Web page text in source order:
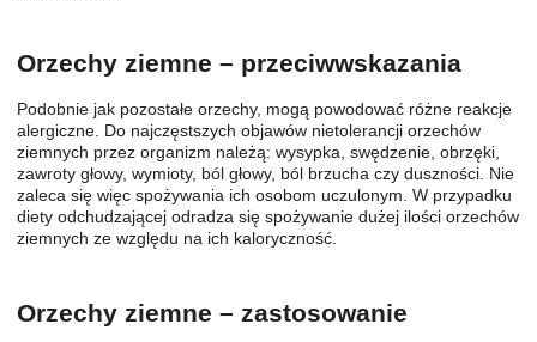
Orzechy ziemne – przeciwwskazania
Podobnie jak pozostałe orzechy, mogą powodować różne reakcje
alergiczne. Do najczęstszych objawów nietolerancji orzechów
ziemnych przez organizm należą: wysypka, swędzenie, obrzęki,
zawroty głowy, wymioty, ból głowy, ból brzucha czy duszności. Nie
zaleca się więc spożywania ich osobom uczulonym. W przypadku
diety odchudzającej odradza się spożywanie dużej ilości orzechów
ziemnych ze względu na ich kaloryczność.
Orzechy ziemne – zastosowanie